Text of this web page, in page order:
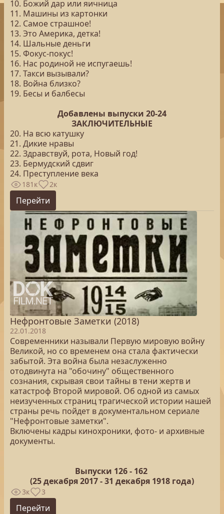
10. Божий дар или яичница
11. Машины из картонки
12. Самое страшное!
13. Это Америка, детка!
14. Шальные деньги
15. Фокус-покус!
16. Нас родиной не испугаешь!
17. Такси вызывали?
18. Война близко?
19. Бесы и балбесы
Добавлены выпуски 20-24
ЗАКЛЮЧИТЕЛЬНЫЕ
20. На всю катушку
21. Дикие нравы
22. Здравствуй, рота, Новый год!
23. Бермудский сдвиг
24. Преступление века
181к 2к
Перейти
Нефронтовые Заметки (2018)
22.01.2018
Современники называли Первую мировую войну
Великой, но со временем она стала фактически
забытой. Эта война была незаслуженно
отодвинута на "обочину" общественного
сознания, скрывая свои тайны в тени жертв и
катастроф Второй мировой. Об одной из самых
неизученных страниц трагической истории нашей
страны речь пойдет в документальном сериале
"Нефронтовые заметки".
Включены кадры кинохроники, фото- и архивные
документы.
Выпуски 126 - 162
(25декабря 2017 - 31 декабря 1918 года)
3к 3
Перейти